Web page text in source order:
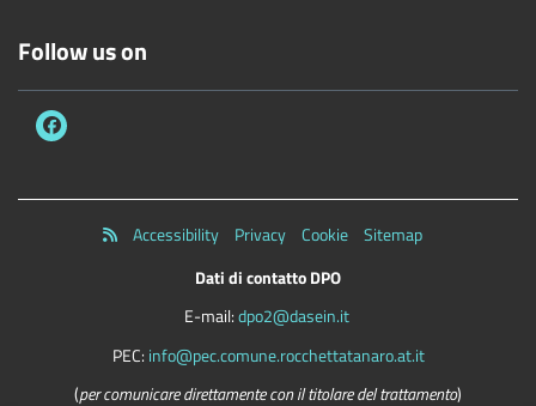
Follow us on
Accessibility Privacy Cookie
Sitemap
Dati di contatto DPO
E-mail:dpo2@dasein.it
PEC: info@pec.comune.rocchettatanaro.at.it
(per comunicare direttamente con il titolare del trattamento)